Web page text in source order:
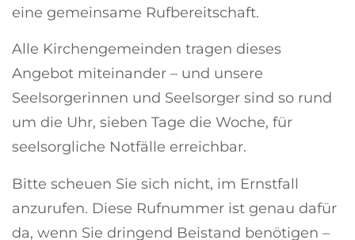
eine gemeinsame Rufbereitschaft.
Alle Kirchengemeinden tragen dieses
Angebot miteinander – und unsere
Seelsorgerinnen und Seelsorger sind so rund
um die Uhr, sieben Tage die Woche, für
seelsorgliche Notfälle erreichbar.
Bitte scheuen Sie sich nicht, im Ernstfall
anzurufen. Diese Rufnummer ist genau dafür
da, wenn Sie dringend Beistand benötigen –